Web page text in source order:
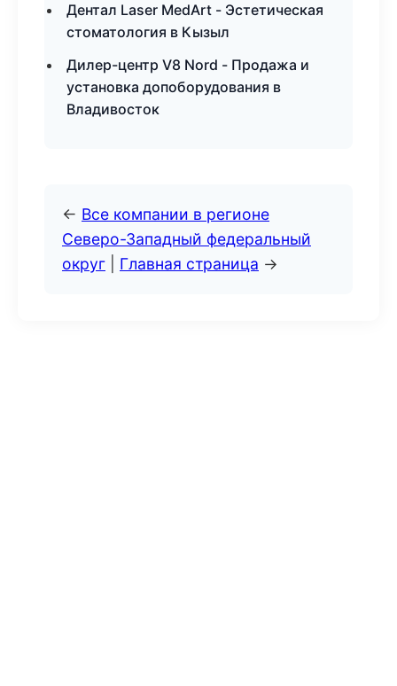
Дентал Laser MedArt - Эстетическая
стоматология в Кызыл
Дилер-центр V8 Nord - Продажа и
установка допоборудования в
Владивосток
← Все компании в регионе
Северо-Западный федеральный
округ
Главная страница →